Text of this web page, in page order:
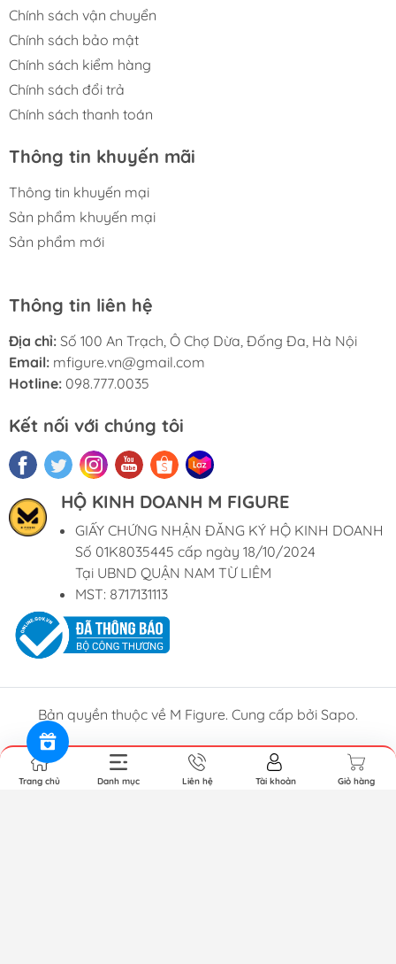
Chính sách vận chuyển
Chính sách bảo mật
Chính sách kiểm hàng
Chính sách đổi trả
Chính sách thanh toán
Thông tin khuyến mãi
Thông tin khuyến mại
Sản phẩm khuyến mại
Sản phẩm mới
Thông tin liên hệ
Địa chỉ: Số 100 An Trạch, Ô Chợ Dừa, Đống Đa, Hà Nội
Email: mfigure.vn@gmail.com
Hotline: 098.777.0035
Kết nối với chúng tôi
HỘ KINH DOANH M FIGURE
GIẤY CHỨNG NHẬN ĐĂNG KÝ HỘ KINH DOANH
Số 01K8035445 cấp ngày 18/10/2024
Tại UBND QUẬN NAM TỪ LIÊM
MST: 8717131113
Bản quyền thuộc về M Figure. Cung cấp bởi Sapo.
Trang chủ Danh mục Liên hệ Tài khoản Giỏ hàng